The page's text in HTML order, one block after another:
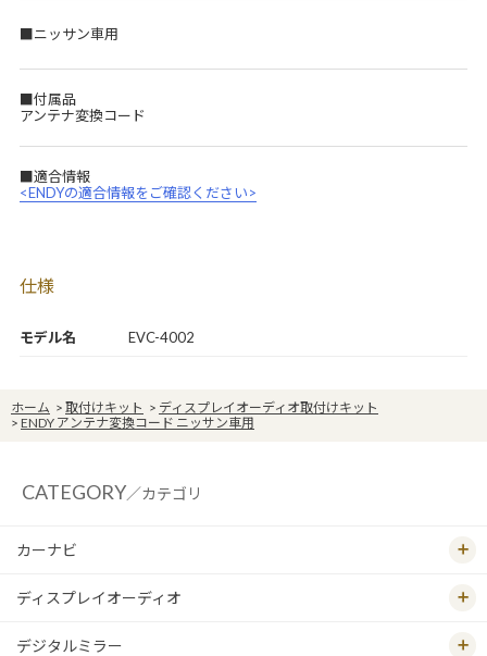
モデル名 EVC-4002
■ニッサン車用
■付属品
アンテナ変換コード
■適合情報
<ENDYの適合情報をご確認ください>
仕様
ホーム > 取付けキット > ディスプレイオーディオ取付けキット
> ENDY アンテナ変換コード ニッサン車用
CATEGORY／カテゴリ
カーナビ
ディスプレイオーディオ
デジタルミラー